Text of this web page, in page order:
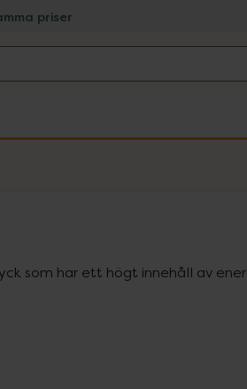
priser
som har ett högt innehåll av